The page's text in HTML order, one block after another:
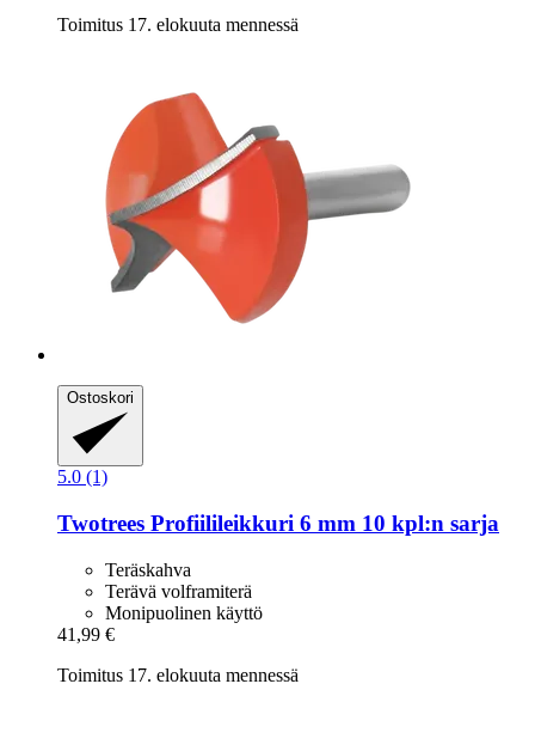
Toimitus 17. elokuuta mennessä
Ostoskori
5.0 (1)
Twotrees Profiilileikkuri 6 mm 10 kpl:n sarja
Teräskahva
Terävä volframiterä
Monipuolinen käyttö
41,99 €
Toimitus 17. elokuuta mennessä